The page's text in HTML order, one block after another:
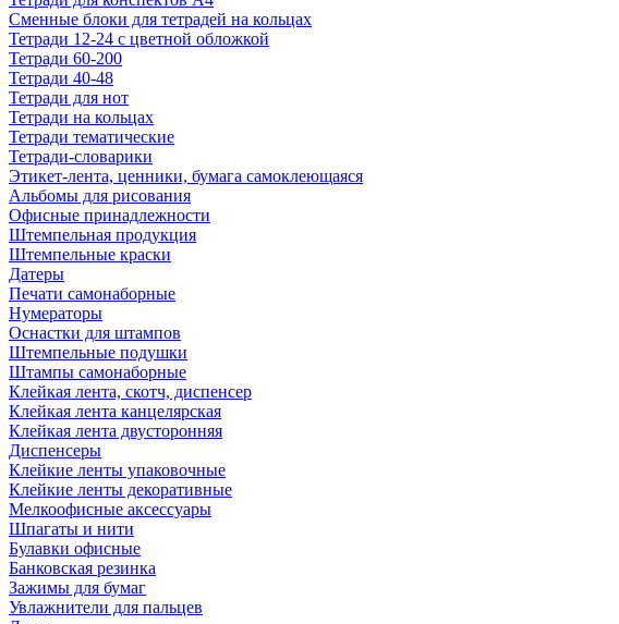
Сменные блоки для тетрадей на кольцах
Тетради 12-24 с цветной обложкой
Тетради 60-200
Тетради 40-48
Тетради для нот
Тетради на кольцах
Тетради тематические
Тетради-словарики
Этикет-лента, ценники, бумага самоклеющаяся
Альбомы для рисования
Офисные принадлежности
Штемпельная продукция
Штемпельные краски
Датеры
Печати самонаборные
Нумераторы
Оснастки для штампов
Штемпельные подушки
Штампы самонаборные
Клейкая лента, скотч, диспенсер
Клейкая лента канцелярская
Клейкая лента двусторонняя
Диспенсеры
Клейкие ленты упаковочные
Клейкие ленты декоративные
Мелкоофисные аксессуары
Шпагаты и нити
Булавки офисные
Банковская резинка
Зажимы для бумаг
Увлажнители для пальцев